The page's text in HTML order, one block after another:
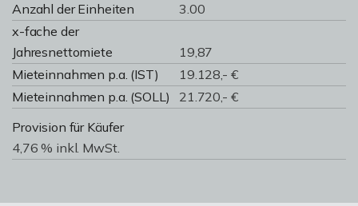
Anzahl der Einheiten
3.00
x-fache der
Jahresnettomiete
19,87
Mieteinnahmen p.a. (IST)
19.128,- €
Mieteinnahmen p.a. (SOLL)
21.720,- €
Provision für Käufer
4,76 % inkl. MwSt.